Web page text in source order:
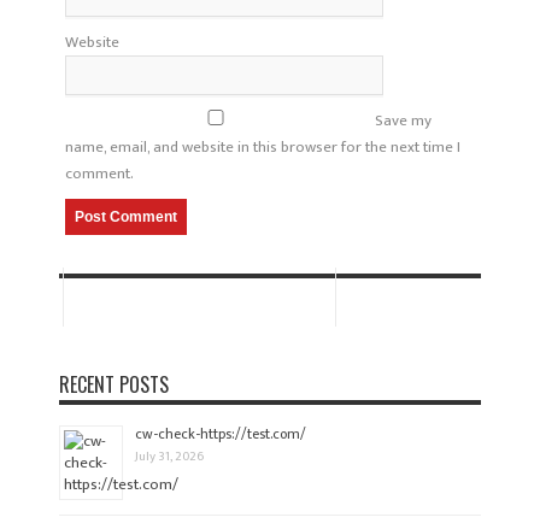
Website
Save my
name, email, and website in this browser for the next time I
comment.
RECENT POSTS
cw-check-https://test.com/
July 31, 2026